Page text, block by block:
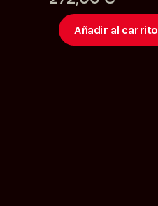
Bono
Jose
cantidad
Añadir al carrito